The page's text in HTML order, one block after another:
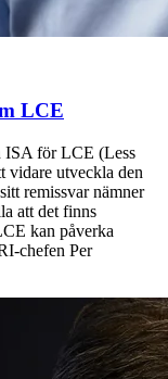
LCE
ISA för LCE (Less
vidare utveckla den
remissvar nämner
att det finns
kan påverka
chefen Per